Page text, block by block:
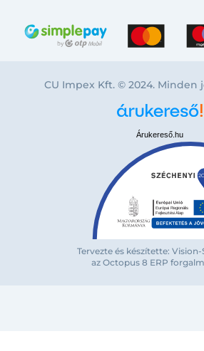
Bejelentkezés e-mail-címmel
CU Impex Kft. © 2024. Minden
Árukereső.hu
Tervezte és készítette:
az Octopus 8 ERP